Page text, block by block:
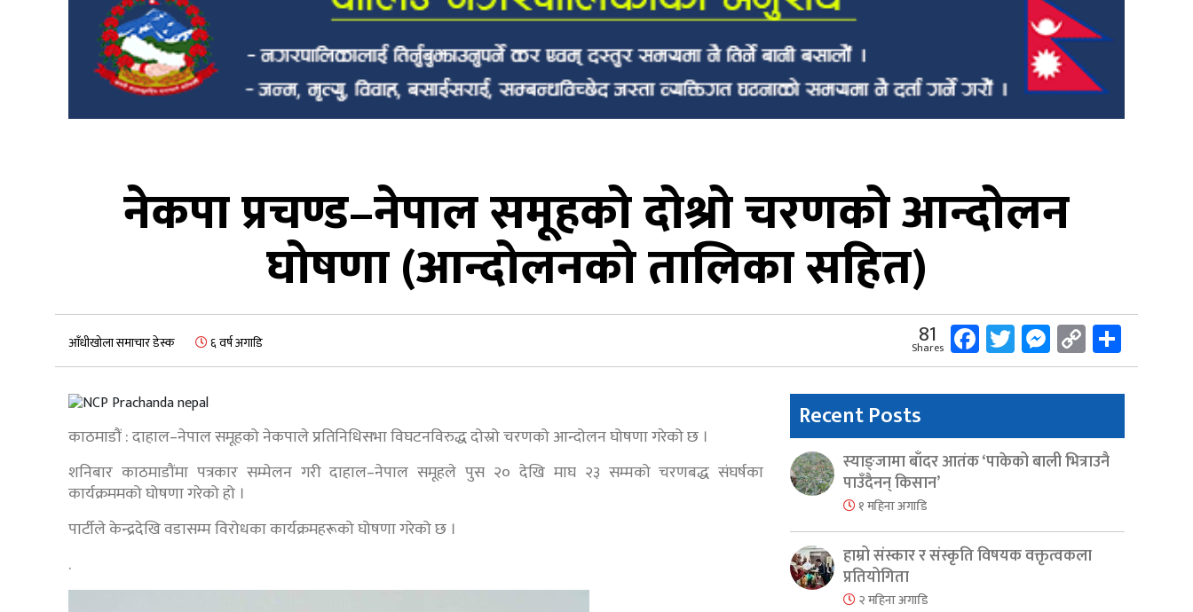
नेकपा प्रचण्ड–नेपाल समूहको दोश्रो चरणको आन्दोलन
घोषणा (आन्दोलनकाे तालिका सहित)
आँधीखोला समाचार डेस्क ६ वर्ष अगाडि 81
Shares Facebook
Twitter
Messenger
Copy
Link
काठमाडौं : दाहाल–नेपाल समूहको नेकपाले प्रतिनिधिसभा विघटनविरुद्ध दोस्रो चरणको आन्दोलन घोषणा गरेको छ ।
शनिबार काठमाडौंमा पत्रकार सम्मेलन गरी दाहाल–नेपाल समूहले पुस २० देखि माघ २३ सम्मको चरणबद्ध संघर्षका
कार्यक्रममको घोषणा गरेको हो ।
पार्टीले केन्द्रदेखि वडासम्म विरोधका कार्यक्रमहरूको घोषणा गरेको छ ।
.
Recent Posts
स्याङ्जामा बाँदर आतंक ‘पाकेको बाली भित्राउनै
पाउँदैनन् किसान’
१ महिना अगाडि
हाम्रो संस्कार र संस्कृति विषयक वक्तृत्वकला
प्रतियोगिता
२ महिना अगाडि